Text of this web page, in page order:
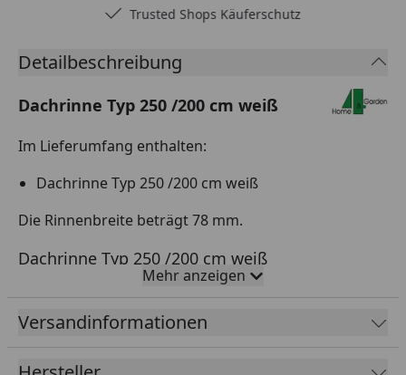
Trusted Shops Käuferschutz
Detailbeschreibung
Dachrinne Typ 250 /200 cm weiß
Im Lieferumfang enthalten:
Dachrinne Typ 250 /200 cm weiß
Die Rinnenbreite beträgt 78 mm.
Dachrinne Typ 250 /200 cm weiß
Unsere Dachrinne Typ 250 /200 cm in der Farbe weiß
ist die perfekte Lösung für Ihr Dach. Mit einer Breite
Regenwassers und schützt Ihre Fassade vor
Mehr anzeigen
Versandinformationen